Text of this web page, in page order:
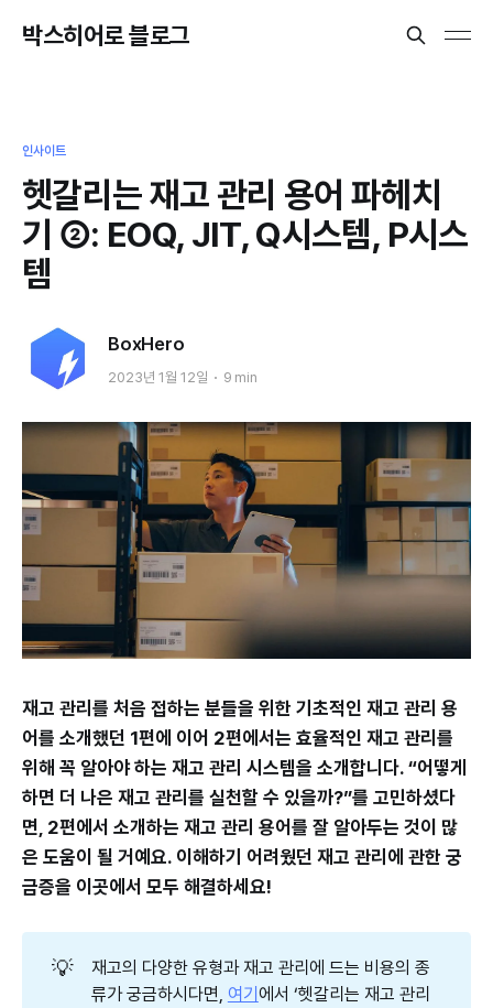
박스히어로 블로그
인사이트
헷갈리는 재고 관리 용어 파헤치
기 ②: EOQ, JIT, Q시스템, P시스
템
BoxHero
2023년 1월 12일 9 min
재고 관리를 처음 접하는 분들을 위한 기초적인 재고 관리 용
어를 소개했던 1편에 이어 2편에서는 효율적인 재고 관리를
위해 꼭 알아야 하는 재고 관리 시스템을 소개합니다. “어떻게
하면 더 나은 재고 관리를 실천할 수 있을까?”를 고민하셨다
면, 2편에서 소개하는 재고 관리 용어를 잘 알아두는 것이 많
은 도움이 될 거예요. 이해하기 어려웠던 재고 관리에 관한 궁
금증을 이곳에서 모두 해결하세요!
💡
재고의 다양한 유형과 재고 관리에 드는 비용의 종
류가 궁금하시다면, 여기 에서 ‘헷갈리는 재고 관리